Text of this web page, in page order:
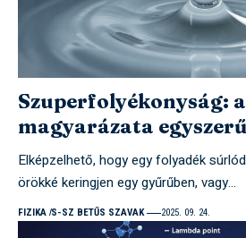
Szuperfolyékonyság:
magyarázata
Elképzelhető, hogy egy folyadék
örökké keringjen egy gyűrűben, vagy…
FIZIKA S-SZ BETŰS SZAVAK 2025. 09. 24.